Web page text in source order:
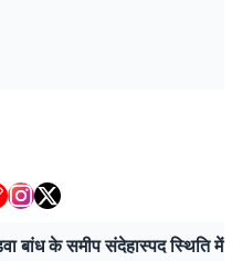
बांध के समीप संदेहास्पद स्थिति में